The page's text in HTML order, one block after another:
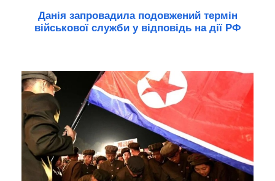
Данія запровадила подовжений термін
військової служби у відповідь на дії РФ